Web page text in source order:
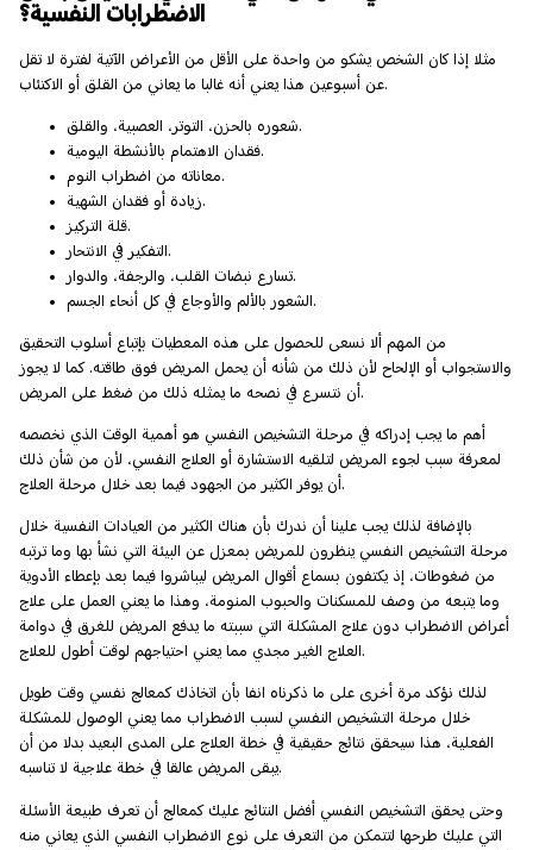
مثلا إذا كان الشخص يشكو من واحدة على الأقل من الأعراض الآتية لفترة لا تقل
عن أسبوعين هذا يعني أنه غالبا ما يعاني من القلق أو الاكتئاب.
شعوره بالحزن، التوتر، العصبية، والقلق.
فقدان الاهتمام بالأنشطة اليومية.
معاناته من اضطراب النوم.
زيادة أو فقدان الشهية.
قلة التركيز.
التفكير في الانتحار.
تسارع نبضات القلب، والرجفة، والدوار.
الشعور بالألم والأوجاع في كل أنحاء الجسم.
من المهم ألا نسعى للحصول على هذه المعطيات بإتباع أسلوب التحقيق
والاستجواب أو الإلحاح لأن ذلك من شأنه أن يحمل المريض فوق طاقته. كما لا يجوز
أن نتسرع في نصحه ما يمثله ذلك من ضغط على المريض.
أهم ما يجب إدراكه في مرحلة التشخيص النفسي هو أهمية الوقت
الذي نخصصه
لمعرفة سبب لجوء المريض لتلقيه الاستشارة أو العلاج النفسي، لأن من شأن ذلك
أن يوفر الكثير من الجهود فيما بعد خلال مرحلة العلاج.
بالإضافة لذلك يجب علينا أن ندرك بأن هناك الكثير من العيادات النفسية خلال
مرحلة التشخيص النفسي ينظرون للمريض بمعزل عن البيئة التي نشأ بها وما ترتبه
من ضغوطات، إذ يكتفون بسماع أقوال المريض ليباشروا فيما بعد بإعطاء الأدوية
وما يتبعه من وصف للمسكنات والحبوب المنومة، وهذا ما يعني العمل على علاج
أعراض الاضطراب دون علاج المشكلة التي سببته ما يدفع المريض للغرق في دوامة
العلاج الغير مجدي مما يعني احتياجهم لوقت أطول للعلاج.
لذلك نؤكد مرة أخرى على ما ذكرناه انفا بأن اتخاذك كمعالج نفسي وقت طويل
خلال مرحلة التشخيص النفسي لسبب الاضطراب مما يعني الوصول للمشكلة
الفعلية، هذا سيحقق نتائج حقيقية في خطة العلاج على المدى البعيد بدلا من أن
يبقى المريض عالقا في خطة علاجية لا تناسبه.
وحتى يحقق التشخيص النفسي أفضل النتائج عليك كمعالج أن تعرف طبيعة الأسئلة
التي عليك طرحها لتتمكن من التعرف على نوع الاضطراب النفسي الذي يعاني منه